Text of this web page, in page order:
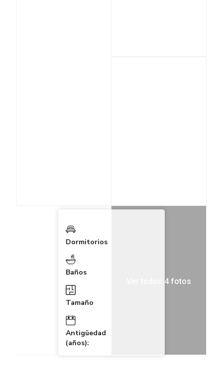
Ver todos 4 fotos
Dormitorios
Baños
Tamaño
Antigüedad
(años):